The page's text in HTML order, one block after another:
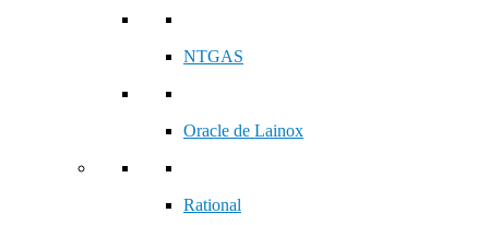
NTGAS
Oracle de Lainox
Rational